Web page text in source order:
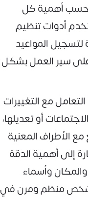
حسب أهمية كل
أدوات تنظيم
لتسجيل المواعيد
على سير العمل بشكل
مع التغييرات
أو تعديلها،
الأطراف المعنية
إلى أهمية الدقة
وأسماء
شخص منظم ومرن في